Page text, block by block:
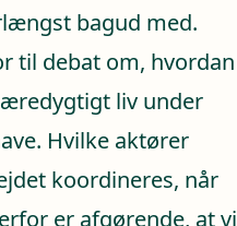
bagud med.
til debat om, hvordan
liv under
Hvilke aktører
koordineres, når
er afgørende, at vi